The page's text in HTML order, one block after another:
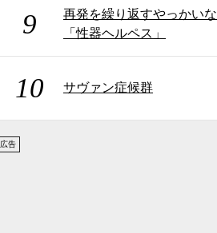
9
再発を繰り返すやっかいな
「性器ヘルペス」
10 サヴァン症候群
広告